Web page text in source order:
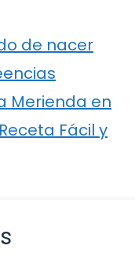
de nacer
Merienda en
Fácil y